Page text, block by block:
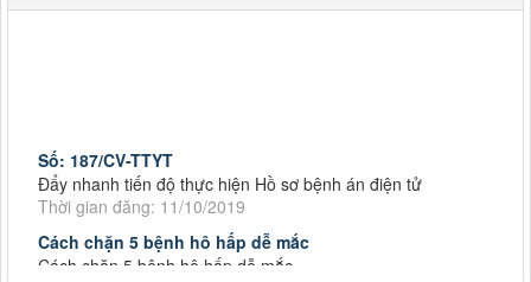
Số: 187/CV-TTYT
Đẩy nhanh tiến độ thực hiện Hồ sơ bệnh án điện tử
Thời gian đăng: 11/10/2019
Cách chặn 5 bệnh hô hấp dễ mắc
Cách chặn 5 bệnh hô hấp dễ mắc